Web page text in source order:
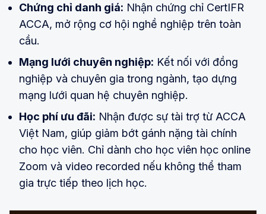
Chứng chỉ danh giá: Nhận chứng chỉ CertIFR
ACCA, mở rộng cơ hội nghề nghiệp trên toàn
cầu.
Mạng lưới chuyên nghiệp: Kết nối với đồng
nghiệp và chuyên gia trong ngành, tạo dựng
mạng lưới quan hệ chuyên nghiệp.
Học phí ưu đãi: Nhận được sự tài trợ từ ACCA
Việt Nam, giúp giảm bớt gánh nặng tài chính
cho học viên. Chỉ dành cho học viên học online
Zoom và video recorded nếu không thể tham
gia trực tiếp theo lịch học.